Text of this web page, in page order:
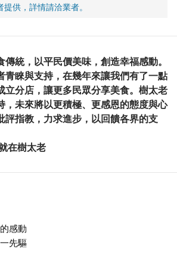
供，詳情請洽業者。
統，以平民價美味，創造幸福感動。
青睞與支持，在幾年來讓我們有了一點
立分店，讓更多民眾分享美食。樹太老
，未來將以更積極、更感恩的態度與心
評指教，力求進步，以回饋各界的支
在樹太老
感動
先驅